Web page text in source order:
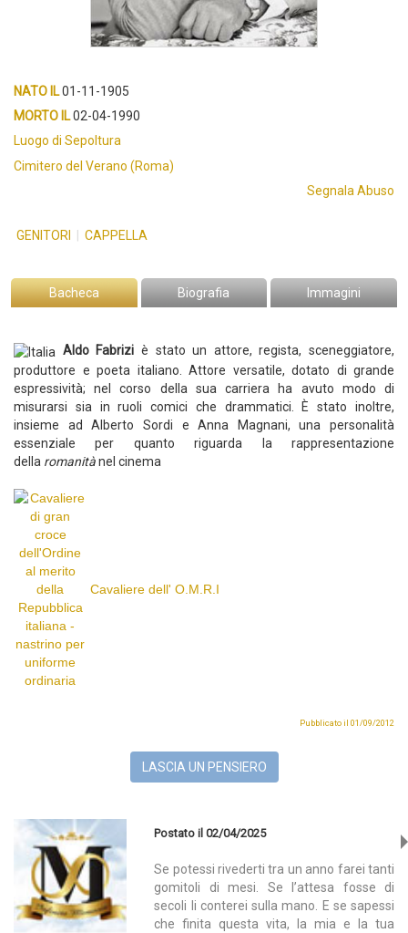
NATO IL01-11-1905
MORTO IL02-04-1990
Luogo di Sepoltura
Cimitero del Verano (Roma)
Segnala Abuso
GENITORI CAPPELLA
Bacheca Biografia Immagini
Aldo Fabrizi è stato un attore, regista, sceneggiatore,
produttore e poeta italiano. Attore versatile, dotato di grande
espressività; nel corso della sua carriera ha avuto modo di
misurarsi sia in ruoli comici che drammatici. È stato inoltre,
insieme ad Alberto Sordi e Anna Magnani, una personalità
essenziale per quanto riguarda la rappresentazione
della romanitànel cinema
Cavaliere dell' O.M.R.I
Pubblicato il 01/09/2012
LASCIA UN PENSIERO
Postato il 02/04/2025
Se potessi rivederti tra un anno farei tanti
gomitoli di mesi. Se l’attesa fosse di
secoli li conterei sulla mano. E se sapessi
che finita questa vita, la mia e la tua